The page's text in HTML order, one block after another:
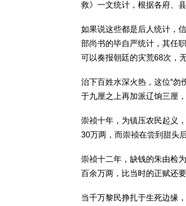
救》一文统计，根据各府、
如果说这些都是后人统计，
部尚书的毕自严统计，其任
可以奏报朝廷的灾荒68次，
治下百姓水深火热，这位“勿
于九厘之上再加派辽饷三厘
崇祯十年，为镇压农民起义
30万两，而崇祯在尝到甜头
崇祯十二年，缺钱的朱由检
百余万两，比当时的正赋还
当千万黎民挣扎于生死边缘